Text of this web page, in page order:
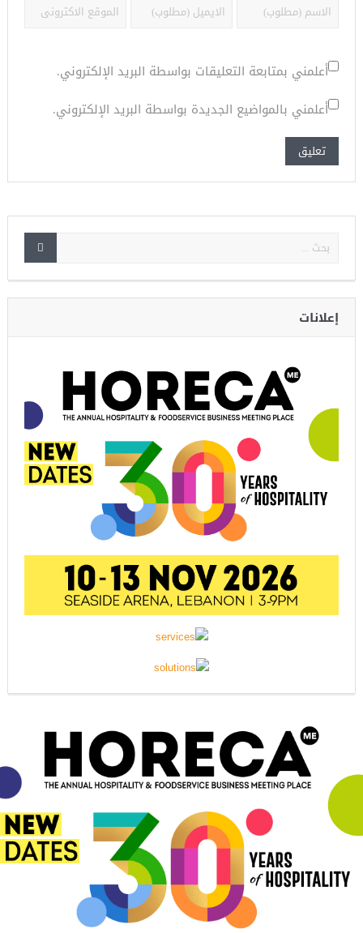
أعلمني بمتابعة التعليقات بواسطة البريد الإلكتروني.
أعلمني بالمواضيع الجديدة بواسطة البريد الإلكتروني.
إعلانات